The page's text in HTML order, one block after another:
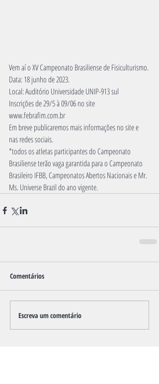
Vem aí o XV Campeonato Brasiliense de Fisiculturismo.
Data: 18 junho de 2023.
Local: Auditório Universidade UNIP-913 sul
Inscrições de 29/5 à 09/06 no site
www.febrafim.com.br
Em breve publicaremos mais informações no site e
nas redes sociais.
*todos os atletas participantes do Campeonato
Brasiliense terão vaga garantida para o Campeonato
Brasileiro IFBB, Campeonatos Abertos Nacionais e Mr.
Ms. Universe Brazil do ano vigente.
Comentários
Escreva um comentário